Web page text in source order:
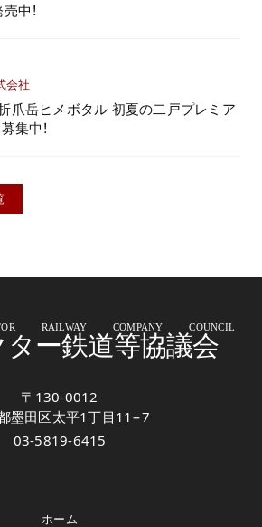
中！
会社
爪岳ヒメボタル 初夏の二戸プレミア
集中！
RAILWAY COMPANY COUNCIL
ー鉄道等協議会
〒130-0012
墨田区太平1丁目11−7
03-5819-6415
ホーム